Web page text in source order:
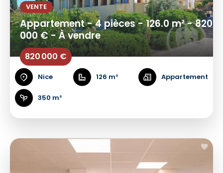
VENTE
Appartement - 4 pièces - 126.0 m² - 820
000 € - À vendre
820 000 €
Nice 126 m² Appartement
350 m²